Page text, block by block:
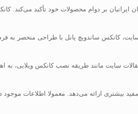
بر دوام محصولات خود تأکید می‌کند.
ساندویچ پانل با طراحی منحصر به
عمر بالایی دارند. مقالات سایت مانند طریقه نصب
ارائه می‌دهد. معمولا اطلاعات موجود در